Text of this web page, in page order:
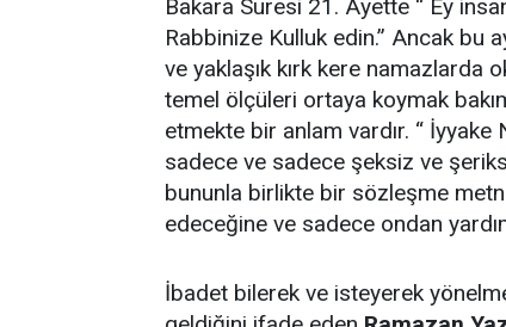
Bakara Suresi 21. Ayette “ Ey
Rabbinize Kulluk edin.” Ancak bu
ve yaklaşık kırk kere namazlarda
temel ölçüleri ortaya koymak
etmekte bir anlam vardır. “ İyyake
sadece ve sadece şeksiz ve
bununla birlikte bir sözleşme
edeceğine ve sadece ondan
İbadet bilerek ve isteyerek